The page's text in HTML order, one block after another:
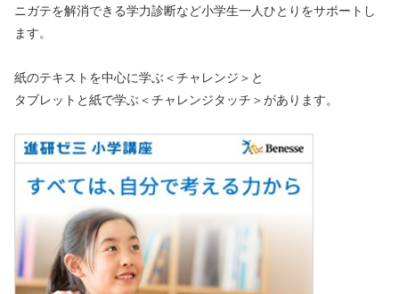
ニガテを解消できる学力診断など小学生一人ひとりをサポートし
ます。
紙のテキストを中心に学ぶ＜チャレンジ＞と
タブレットと紙で学ぶ＜チャレンジタッチ＞があります。